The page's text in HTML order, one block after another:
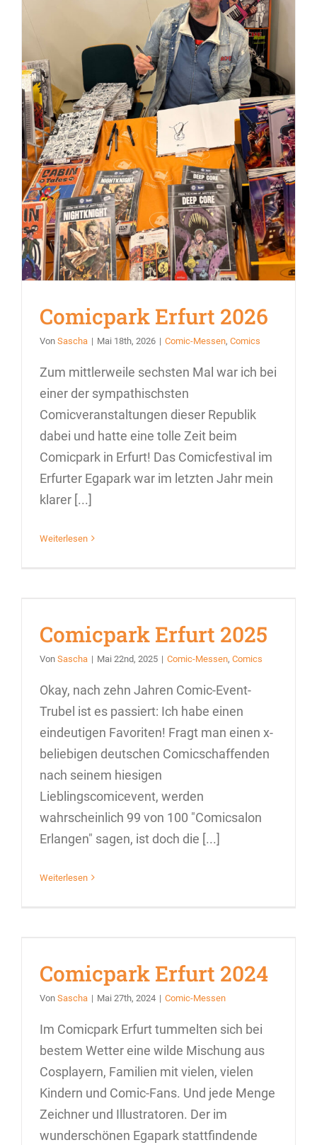
Comicpark Erfurt 2026
Von Sascha | Mai 18th, 2026 | Comic-Messen, Comics
Zum mittlerweile sechsten Mal war ich bei
einer der sympathischsten
Comicveranstaltungen dieser Republik
dabei und hatte eine tolle Zeit beim
Comicpark in Erfurt! Das Comicfestival im
Erfurter Egapark war im letzten Jahr mein
klarer [...]
Weiterlesen
Comicpark Erfurt 2025
Von Sascha | Mai 22nd, 2025 | Comic-Messen, Comics
Okay, nach zehn Jahren Comic-Event-
Trubel ist es passiert: Ich habe einen
eindeutigen Favoriten! Fragt man einen x-
beliebigen deutschen Comicschaffenden
nach seinem hiesigen
Lieblingscomicevent, werden
wahrscheinlich 99 von 100 "Comicsalon
Erlangen" sagen, ist doch die [...]
Weiterlesen
Comicpark Erfurt 2024
Von Sascha | Mai 27th, 2024 | Comic-Messen
Im Comicpark Erfurt tummelten sich bei
bestem Wetter eine wilde Mischung aus
Cosplayern, Familien mit vielen, vielen
Kindern und Comic-Fans. Und jede Menge
Zeichner und Illustratoren. Der im
wunderschönen Egapark stattfindende